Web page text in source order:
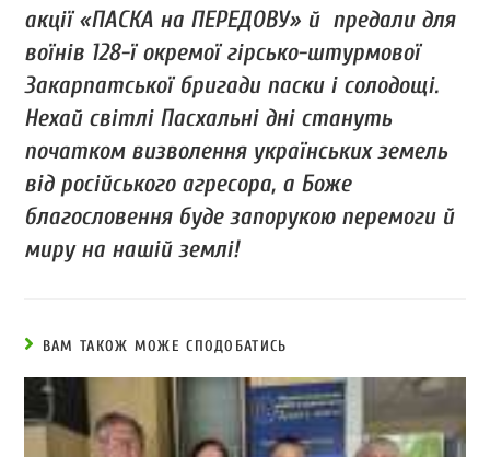
акції «ПАСКА на ПЕРЕДОВУ» й предали для
воїнів 128-ї окремої гірсько-штурмової
Закарпатської бригади паски і солодощі.
Нехай світлі Пасхальні дні стануть
початком визволення українських земель
від російського агресора, а Боже
благословення буде запорукою перемоги й
миру на нашій землі!
ВАМ ТАКОЖ МОЖЕ СПОДОБАТИСЬ